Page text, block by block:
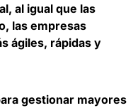
, al igual que las
las empresas
ágiles, rápidas y
gestionar mayores